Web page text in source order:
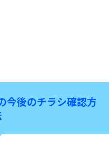
今後のチラシ確認方